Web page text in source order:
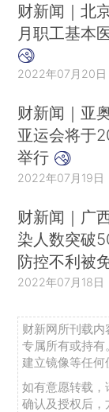
财新闻｜北
月职工基本
2022年07月20日
财新闻｜亚
亚运会将于
举行
2022年07月19日
财新闻｜广
染人数突破
防控不利被
2022年07月18日
财新网所刊载
专属所有或持有
建立镜像等任何
如有意愿转载，
确认及授权后，